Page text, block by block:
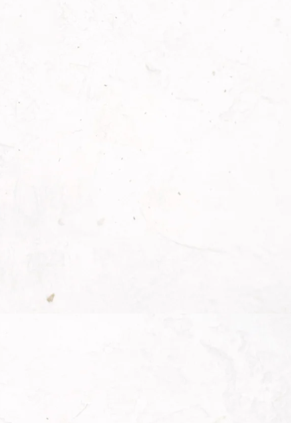
life”, gimana nih persiapannya. Wah … exited banget
kesempatan ini Puspa ingin...